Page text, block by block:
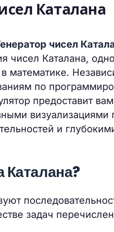
Каталана
чисел
чисел Каталана,
математике.
по
предоставит
и
Каталана?
задач